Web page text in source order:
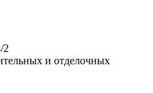
2
и отделочных